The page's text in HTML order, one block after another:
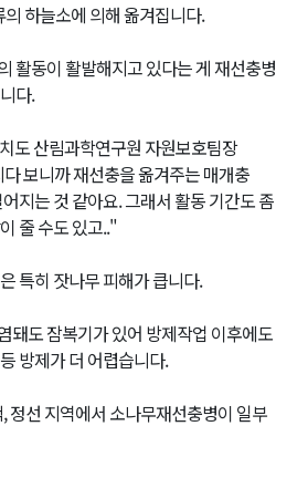
하늘소에 의해 옮겨집니다.
활동이 활발해지고 있다는 게 재선충병
다.
도 산림과학연구원 자원보호팀장
보니까 재선충을 옮겨주는 매개충
지는 것 같아요. 그래서 활동 기간도 좀
줄 수도 있고.."
특히 잣나무 피해가 큽니다.
돼도 잠복기가 있어 방제작업 이후에도
방제가 더 어렵습니다.
정선 지역에서 소나무재선충병이 일부